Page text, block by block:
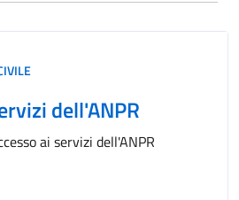
dell'ANPR
ai servizi dell'ANPR